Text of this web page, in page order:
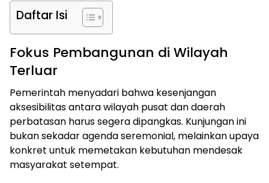
Daftar Isi
Fokus Pembangunan di Wilayah
Terluar
Pemerintah menyadari bahwa kesenjangan
aksesibilitas antara wilayah pusat dan daerah
perbatasan harus segera dipangkas. Kunjungan ini
bukan sekadar agenda seremonial, melainkan upaya
konkret untuk memetakan kebutuhan mendesak
masyarakat setempat.